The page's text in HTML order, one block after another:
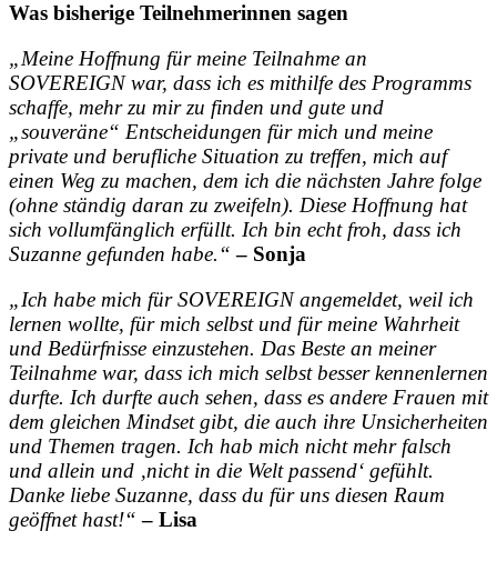
Was bisherige Teilnehmerinnen sagen
„Meine Hoffnung für meine Teilnahme an
SOVEREIGN war, dass ich es mithilfe des Programms
schaffe, mehr zu mir zu finden und gute und
„souveräne“ Entscheidungen für mich und meine
private und berufliche Situation zu treffen, mich auf
einen Weg zu machen, dem ich die nächsten Jahre folge
(ohne ständig daran zu zweifeln). Diese Hoffnung hat
sich vollumfänglich erfüllt. Ich bin echt froh, dass ich
Suzanne gefunden habe.“ – Sonja
„Ich habe mich für SOVEREIGN angemeldet, weil ich
lernen wollte, für mich selbst und für meine Wahrheit
und Bedürfnisse einzustehen. Das Beste an meiner
Teilnahme war, dass ich mich selbst besser kennenlernen
durfte. Ich durfte auch sehen, dass es andere Frauen mit
dem gleichen Mindset gibt, die auch ihre Unsicherheiten
und Themen tragen. Ich hab mich nicht mehr falsch
und allein und ‚nicht in die Welt passend‘ gefühlt.
Danke liebe Suzanne, dass du für uns diesen Raum
geöffnet hast!“ – Lisa